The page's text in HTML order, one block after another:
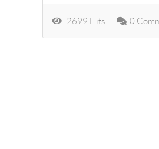
2699 Hits 0